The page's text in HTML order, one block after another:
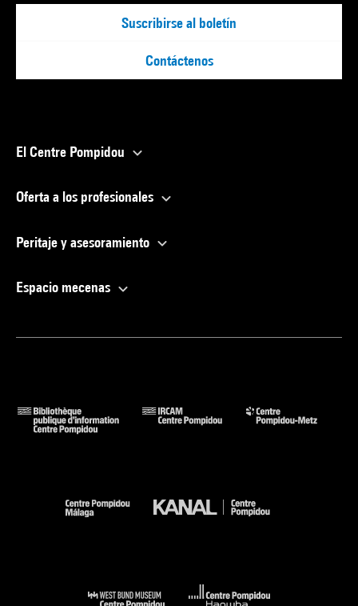
Suscribirse al boletín
Contáctenos
El Centre Pompidou
Oferta a los profesionales
Peritaje y asesoramiento
Espacio mecenas